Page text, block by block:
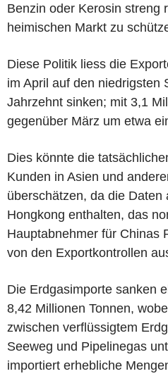
Benzin oder Kerosin streng
heimischen Markt zu
Diese Politik liess die
im April auf den niedrigsten
Jahrzehnt sinken; mit 3,1
gegenüber März um etwa
Dies könnte die
Kunden in Asien und
überschätzen, da die Daten
Hongkong enthalten, das
Hauptabnehmer für Chinas
von den Exportkontrollen
Die Erdgasimporte sanken
8,42 Millionen Tonnen,
zwischen verflüssigtem
Seeweg und Pipelinegas
importiert erhebliche